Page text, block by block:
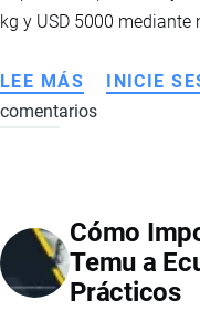
kg y USD 5000
LEE MÁS SOBRE
CATEGORÍA
CÓMO
IMPORTAR
PAQUETES
INICIE
comentarios
Cómo
Temu a
Prácticos